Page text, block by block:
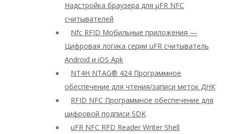
Надстройка браузера для μFR NFC
считывателей
Nfc RFID Мобильные приложения —
Цифровая логика серии uFR считыватель
Android и iOS Apk
NT4H NTAG® 424 Программное
обеспечение для чтения/записи меток ДНК
RFID NFC Программное обеспечение для
цифровой подписи SDK
uFR NFC RFD Reader Writer Shell